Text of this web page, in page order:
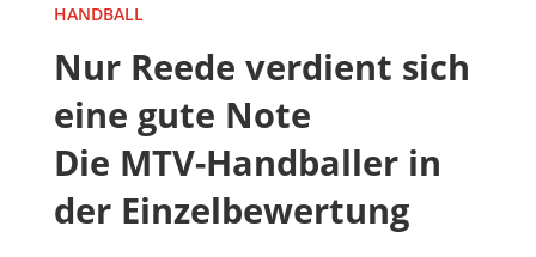
HANDBALL
Nur Reede verdient sich
eine gute Note
Die MTV-Handballer in
der Einzelbewertung